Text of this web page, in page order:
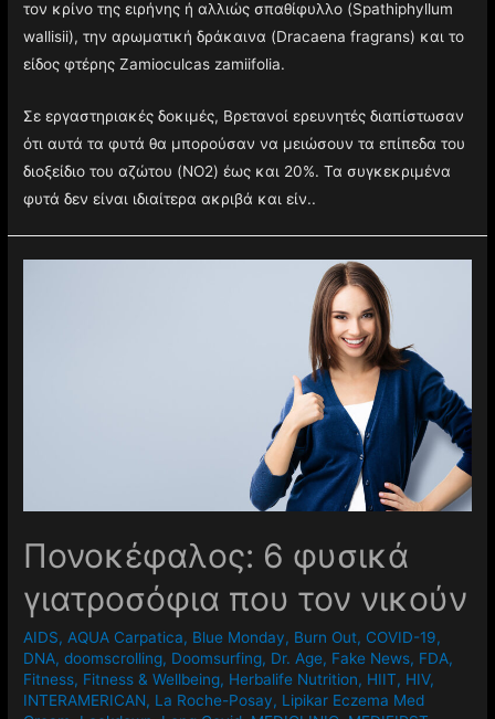
σας κάποιο από τα τρία πιο κοινά φυτά εσωτερικού χώρου:
τον κρίνο της ειρήνης ή αλλιώς σπαθίφυλλο (Spathiphyllum
wallisii), την αρωματική δράκαινα (Dracaena fragrans) και το
Σε εργαστηριακές δοκιμές, Βρετανοί ερευνητές διαπίστωσαν
ότι αυτά τα φυτά θα μπορούσαν να μειώσουν τα επίπεδα του
διοξείδιο του αζώτου (NO2) έως και 20%. Τα συγκεκριμένα
Πονοκέφαλος: 6 φυσικά
γιατροσόφια που τον νικούν
AIDS ,AQUA Carpatica,Blue Monday, Burn Out, COVID-19,
DNA,doomscrolling,Doomsurfing,Dr. Age,Fake News ,FDA
Fitness,Fitness & Wellbeing, Herbalife Nutrition,HIIT,HIV